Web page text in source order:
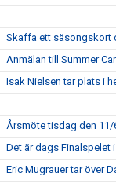
Skaffa ett säsongskort
Anmälan till Summer
Isak Nielsen tar plats i
Årsmöte tisdag den 11/
Det är dags Finalspelet i
Eric Mugrauer tar över